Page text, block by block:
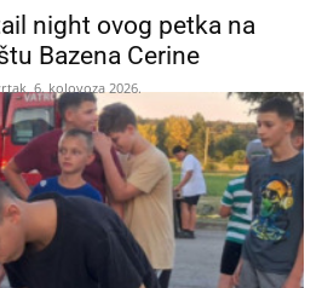
night ovog petka na
Bazena Cerine
6. kolovoza 2026.